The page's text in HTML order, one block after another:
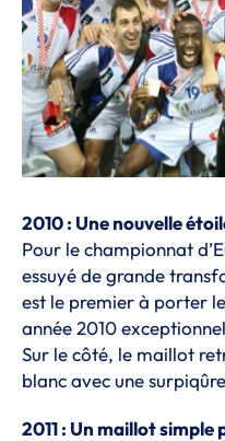
2010 : Une nouvelle
Pour le championnat
essuyé de grande
est le premier à porter
année 2010
Sur le côté, le maillot
blanc avec une
2011 : Un maillot